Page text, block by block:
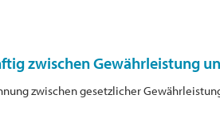
zwischen Gewährleistung
zwischen gesetzlicher